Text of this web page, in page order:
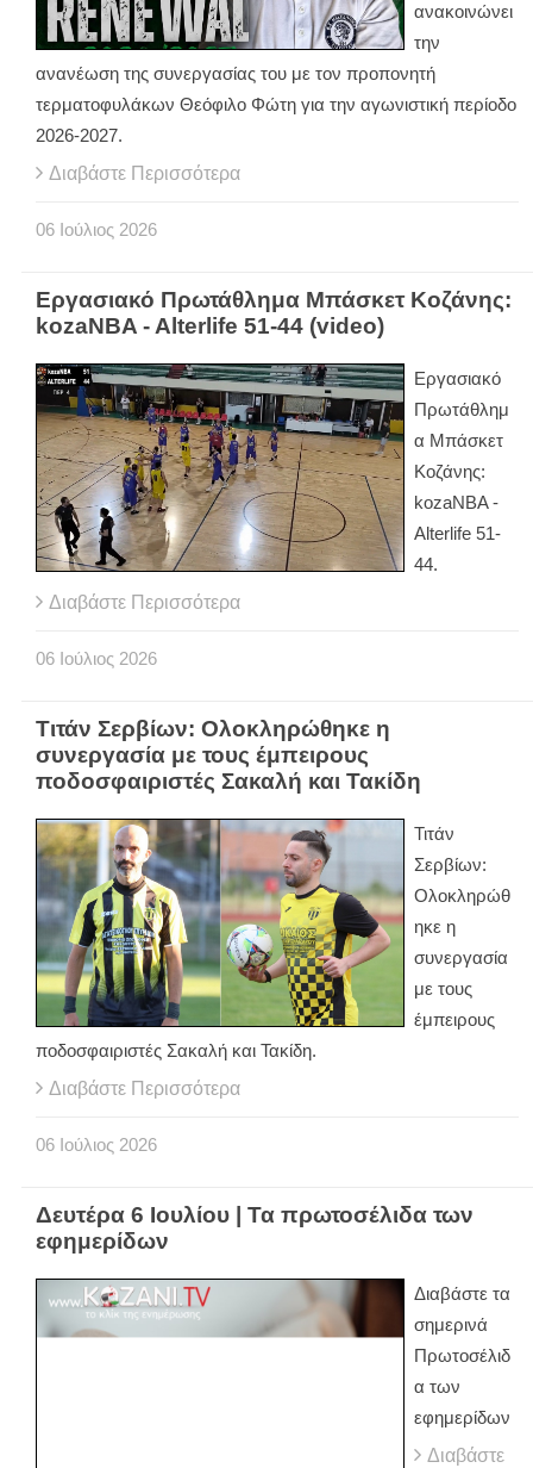
ανακοινώνει
την
ανανέωση της συνεργασίας του με τον προπονητή
τερματοφυλάκων Θεόφιλο Φώτη για την αγωνιστική περίοδο
2026-2027.
Διαβάστε Περισσότερα
06 Ιούλιος 2026
Εργασιακό Πρωτάθλημα Μπάσκετ Κοζάνης:
kozaNBA - Alterlife 51-44 (video)
Εργασιακό
Πρωτάθλημ
α Μπάσκετ
Κοζάνης:
kozaNBA -
Alterlife 51-
44.
Διαβάστε Περισσότερα
06 Ιούλιος 2026
Τιτάν Σερβίων: Ολοκληρώθηκε η
συνεργασία με τους έμπειρους
ποδοσφαιριστές Σακαλή και Τακίδη
Τιτάν
Σερβίων:
Ολοκληρώθ
ηκε η
συνεργασία
με τους
έμπειρους
ποδοσφαιριστές Σακαλή και Τακίδη.
Διαβάστε Περισσότερα
06 Ιούλιος 2026
Δευτέρα 6 Ιουλίου | Τα πρωτοσέλιδα των
εφημερίδων
Διαβάστε τα
σημερινά
Πρωτοσέλιδ
α των
εφημερίδων
Διαβάστε